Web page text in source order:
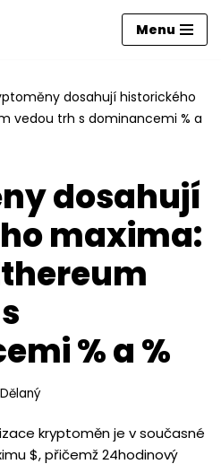
Menu
dosahují historického
vedou trh s dominancemi % a
dosahují
maxima:
% a %
kryptoměn je v současné
$, přičemž 24hodinový